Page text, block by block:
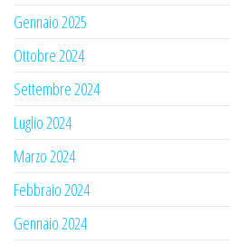
Gennaio 2025
Ottobre 2024
Settembre 2024
Luglio 2024
Marzo 2024
Febbraio 2024
Gennaio 2024